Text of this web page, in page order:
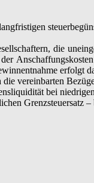
die
erfolgt
vereinbarten
bei